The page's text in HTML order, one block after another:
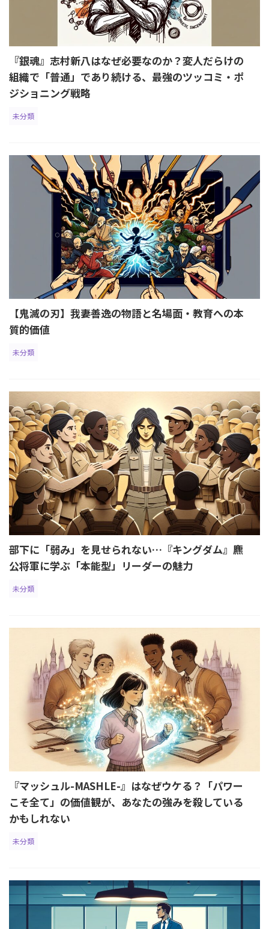
『銀魂』志村新八はなぜ必要なのか？変人だらけの
組織で「普通」であり続ける、最強のツッコミ・ポ
ジショニング戦略
未分類
【鬼滅の刃】我妻善逸の物語と名場面・教育への本
質的価値
未分類
部下に「弱み」を見せられない…『キングダム』麃
公将軍に学ぶ「本能型」リーダーの魅力
未分類
『マッシュル-MASHLE-』はなぜウケる？「パワー
こそ全て」の価値観が、あなたの強みを殺している
かもしれない
未分類